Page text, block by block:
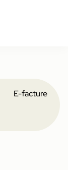
E-facture